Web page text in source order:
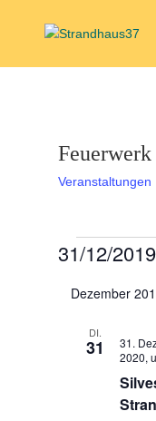
Feuerwerk
Veranstaltungen
31/12/2019
wählen.
Dezember
DI.
31 31.
2020,